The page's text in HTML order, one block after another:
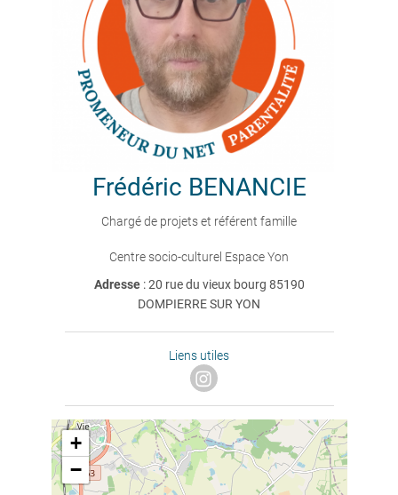
Frédéric BENANCIE
Chargé de projets et référent famille
Centre socio-culturel Espace Yon
Adresse : 20 rue du vieux bourg 85190
DOMPIERRE SUR YON
Liens utiles
+
−